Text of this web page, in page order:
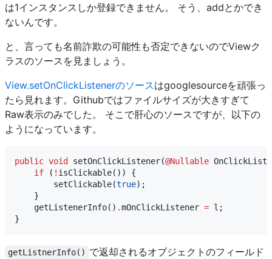
は1インスタンスしか登録できません。 そう、addとかでき
ないんです。
と、言っても名前詐欺の可能性も否定できないのでViewク
ラスのソースを見ましょう。
View.setOnClickListenerのソースはgooglesourceを頑張っ
たら見れます。Githubではファイルサイズが大きすぎて
Raw表示のみでした。 そこで肝心のソースですが、以下の
ようになっています。
public void setOnClickListener(@Nullable
if ( ! isClickable()) {
        setClickable(
true);
    }
    getListenerInfo()
.mOnClickListener = l;
getListnerInfo() で返却されるオブジェクトのフィールド